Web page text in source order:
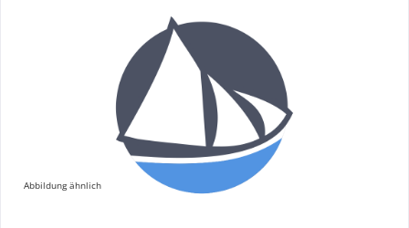
Abbildung ähnlich